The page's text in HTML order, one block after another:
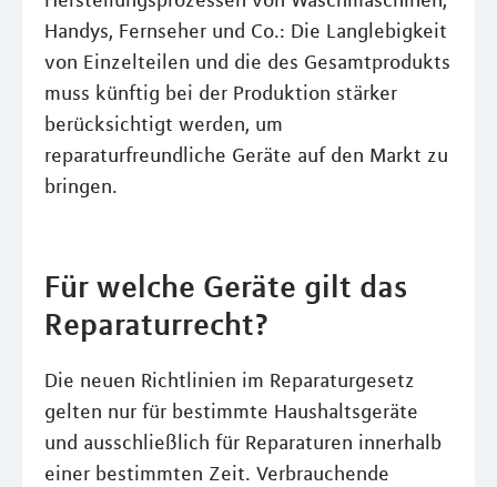
Handys, Fernseher und Co.: Die Langlebigkeit
von Einzelteilen und die des Gesamtprodukts
muss künftig bei der Produktion stärker
berücksichtigt werden, um
reparaturfreundliche Geräte auf den Markt zu
bringen.
Für welche Geräte gilt das
Reparaturrecht?
Die neuen Richtlinien im Reparaturgesetz
gelten nur für bestimmte Haushaltsgeräte
und ausschließlich für Reparaturen innerhalb
einer bestimmten Zeit. Verbrauchende